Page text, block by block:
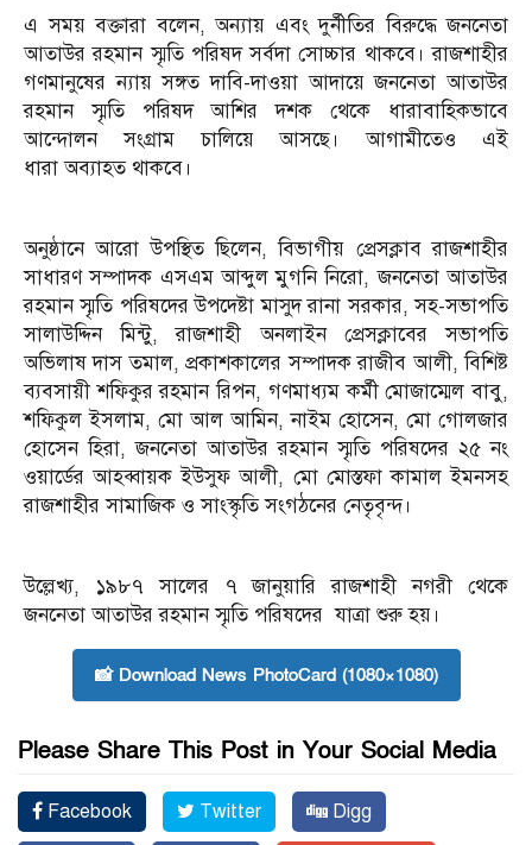
এ সময় বক্তারা বলেন, অন্যায় এবং দুর্নীতির বিরুদ্ধে জননেতা
আতাউর রহমান স্মৃতি পরিষদ সর্বদা সোচ্চার থাকবে। রাজশাহীর
গণমানুষের ন্যায় সঙ্গত দাবি-দাওয়া আদায়ে জননেতা আতাউর
রহমান স্মৃতি পরিষদ আশির দশক থেকে ধারাবাহিকভাবে
আন্দোলন সংগ্রাম চালিয়ে আসছে। আগামীতেও এই
ধারা অব্যাহত থাকবে।
অনুষ্ঠানে আরো উপস্থিত ছিলেন, বিভাগীয় প্রেসক্লাব রাজশাহীর
সাধারণ সম্পাদক এসএম আব্দুল মুগনি নিরো, জননেতা আতাউর
রহমান স্মৃতি পরিষদের উপদেষ্টা মাসুদ রানা সরকার, সহ-সভাপতি
সালাউদ্দিন মিন্টু, রাজশাহী অনলাইন প্রেসক্লাবের সভাপতি
অভিলাষ দাস তমাল, প্রকাশকালের সম্পাদক রাজীব আলী, বিশিষ্ট
ব্যবসায়ী শফিকুর রহমান রিপন, গণমাধ্যম কর্মী মোজাম্মেল বাবু,
শফিকুল ইসলাম, মো আল আমিন, নাইম হোসেন, মো গোলজার
হোসেন হিরা, জননেতা আতাউর রহমান স্মৃতি পরিষদের ২৫ নং
ওয়ার্ডের আহব্বায়ক ইউসুফ আলী, মো মোস্তফা কামাল ইমনসহ
রাজশাহীর সামাজিক ও সাংস্কৃতি সংগঠনের নেতৃবৃন্দ।
উল্লেখ্য, ১৯৮৭ সালের ৭ জানুয়ারি রাজশাহী নগরী থেকে
জননেতা আতাউর রহমান স্মৃতি পরিষদের যাত্রা শুরু হয়।
📸 Download News PhotoCard (1080×1080)
Please Share This Post in Your Social Media
Facebook Twitter Digg